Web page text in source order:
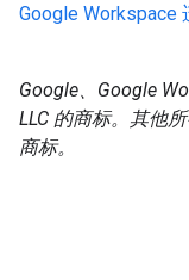
Google Workspace
Google、Google
LLC 的商标。其他
商标。